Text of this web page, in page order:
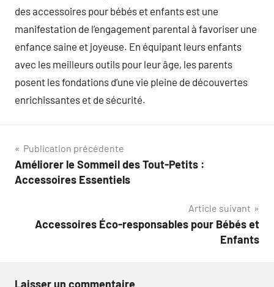
des accessoires pour bébés et enfants est une
manifestation de l’engagement parental à favoriser une
enfance saine et joyeuse. En équipant leurs enfants
avec les meilleurs outils pour leur âge, les parents
posent les fondations d’une vie pleine de découvertes
enrichissantes et de sécurité.
Navigation
de
Publication précédente
Améliorer le Sommeil des Tout-Petits :
Accessoires Essentiels
Article suivant
Accessoires Éco-responsables pour Bébés et
Enfants
Laisser un commentaire